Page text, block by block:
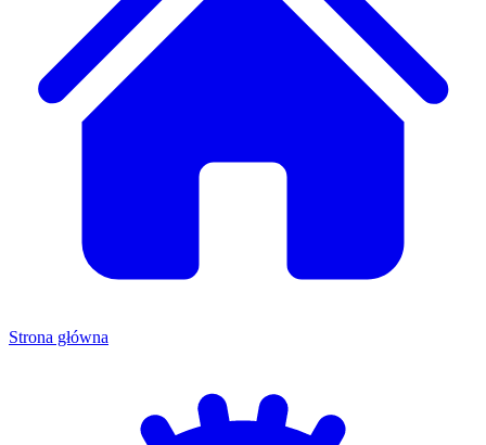
Strona główna